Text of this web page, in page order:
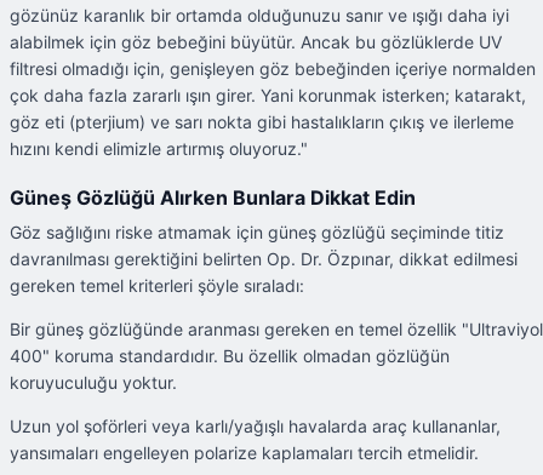
gözünüz karanlık bir ortamda olduğunuzu sanır ve ışığı daha iyi
alabilmek için göz bebeğini büyütür. Ancak bu gözlüklerde UV
filtresi olmadığı için, genişleyen göz bebeğinden içeriye normalden
çok daha fazla zararlı ışın girer. Yani korunmak isterken; katarakt,
göz eti (pterjium) ve sarı nokta gibi hastalıkların çıkış ve ilerleme
hızını kendi elimizle artırmış oluyoruz."
Güneş Gözlüğü Alırken Bunlara Dikkat Edin
Göz sağlığını riske atmamak için güneş gözlüğü seçiminde titiz
davranılması gerektiğini belirten Op. Dr. Özpınar, dikkat edilmesi
gereken temel kriterleri şöyle sıraladı:
Bir güneş gözlüğünde aranması gereken en temel özellik
400" koruma standardıdır. Bu özellik olmadan gözlüğün
koruyuculuğu yoktur.
Uzun yol şoförleri veya karlı/yağışlı havalarda araç kullananlar,
yansımaları engelleyen polarize kaplamaları tercih etmelidir.